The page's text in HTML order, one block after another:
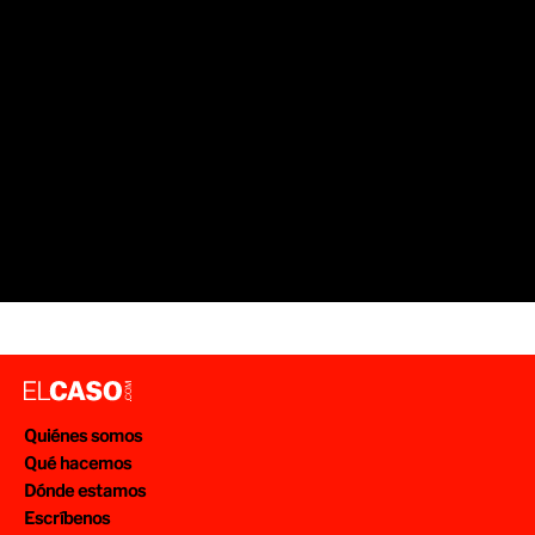
Quiénes somos
Qué hacemos
Dónde estamos
Escríbenos